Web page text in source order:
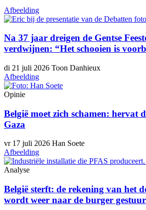
Afbeelding
Na 37 jaar dreigen de Gentse
verdwijnen: “Het schooien is
di 21 juli 2026 Toon Danhieux
Afbeelding
Opinie
België moet zich schamen: hervat
Gaza
vr 17 juli 2026 Han Soete
Afbeelding
Analyse
België sterft: de rekening van het
wordt weer naar de burger